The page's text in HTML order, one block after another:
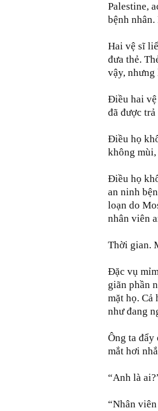
Palestine,
bệnh
Hai vệ sĩ
đưa thẻ.
vậy, nhưng
Điều hai vệ
đã được trả
Điều họ
không mùi,
Điều họ
an ninh
loạn do
nhân viên
Thời gian.
Đặc vụ
giãn phần
mặt họ. Cả
như đang
Ông ta đẩy
mắt hơi
“Anh là
“Nhân